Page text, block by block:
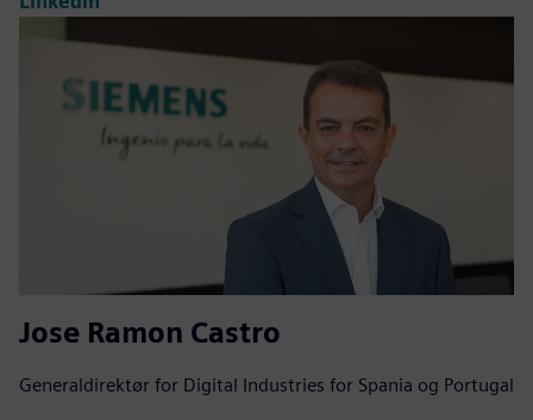
Jose Ramon Castro
Generaldirektør for Digital Industries for Spania og Portugal